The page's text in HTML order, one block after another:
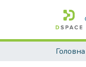
Головна